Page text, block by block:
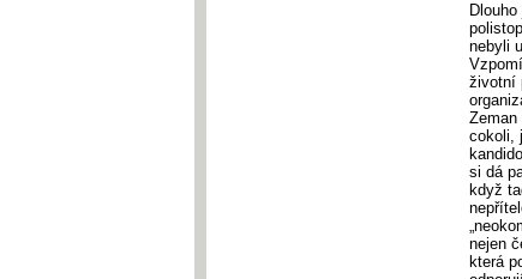
nebyli
životní
cokoli,
si dá
když
nejen
která